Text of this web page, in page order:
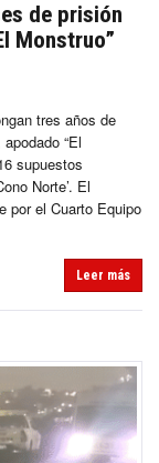
de prisión
Monstruo”
tres años de
“El
supuestos
Norte’. El
por el Cuarto Equipo
Leer más